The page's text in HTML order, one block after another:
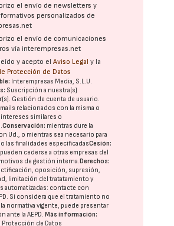
el envío de newsletters y
personalizados de
el envío de comunicaciones
vía interempresas.net
y acepto elAviso Legal y la
Protección de Datos
Interempresas Media, S.L.U.
Suscripción a nuestra(s)
Gestión de cuenta de usuario.
relacionados con la misma o
intereses similares o
Conservación: mientras dure la
Ud., o mientras sea necesario para
las finalidades especificadasCesión:
cederse a otras empresas del
de gestión interna.Derechos:
oposición, supresión,
limitación del tratatamiento y
automatizadas: contacte con
. Si considera que el tratamiento no
la normativa vigente, puede presentar
ante laAEPD.Más información:
Protección de Datos